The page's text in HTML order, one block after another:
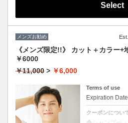
Select
メンズお勧め
《メンズ限定!!》 カット＋カラー+
￥6000
￥11,000 > ￥6,000
Terms of use
Expiration Date
クーポンについ